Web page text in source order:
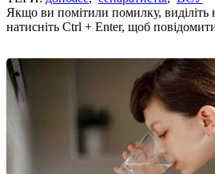
Якщо ви помітили помилку, виділіть
натисніть Ctrl + Enter, щоб